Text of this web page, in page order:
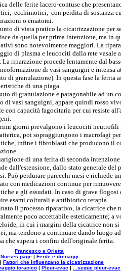
delle ferite lacero-contuse che
ecchimotici, con perdita di sostanza
o ematomi.
di vista pratico la cicatrizzazione per
da quella per prima intenzione, ma in
sono notevolmente maggiori. La
di plasma e leucociti dalla rete vasale
La riparazione procede lentamente dal
di vasi sanguigni e intensa
di granulazione). In questa fase la ferita
di una piaga.
di granulazione è paragonabile ad un
di vasi sanguigni, appare quindi rosso
con capacità fagocitaria per cui resiste
giorni prevalgono i leucociti neutrofili
poi sopraggiungono i macrofagi
infine i fibroblasti che producono il
di una ferita di seconda
dall'estensione, dallo stato generale del
Può perdurare parecchi mesi e richiede
con medicazioni continue per
e gli essudati. In caso di grave
esami colturali e antibiotico terapia.
il processo riparativo, la cicatrice che
poco accettabile esteticamente; a
in cui i margini della cicatrice non si
ma tendono a continuare dando luogo
che supera i confini dell'originale ferita.
Francesco e Orietta
Nurses page| Ferite e drenaggi
| Fattori che influenzano la cicatrizzazione
toracico | Pleur-evac | ...segue pleur-evac